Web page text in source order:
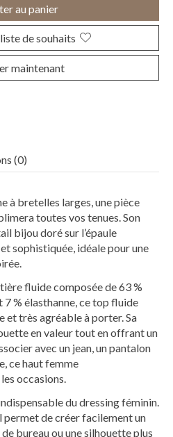
au panier
de souhaits
maintenant
(0)
à bretelles larges, une pièce
toutes vos tenues. Son
bijou doré sur l’épaule
sophistiquée, idéale pour une
fluide composée de63 %
7 % élasthanne, cetop fluide
et très agréable à porter. Sa
en valeur tout en offrant un
avec un jean, un pantalon
cehaut femme
occasions.
du dressing féminin.
de créer facilement un
de bureau ou une silhouette plus